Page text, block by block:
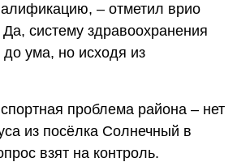
– отметил врио
Да, систему здравоохранения
ума, но исходя из
проблема района – нет
из посёлка Солнечный в
взят на контроль.